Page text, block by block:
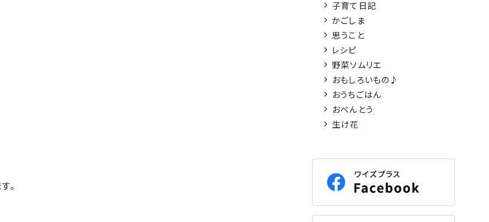
。
子育て日記
かごしま
思うこと
レシピ
野菜ソムリエ
おもしろいもの♪
おうちごはん
おべんとう
生け花